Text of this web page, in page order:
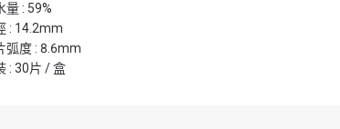
量 : 59%
: 14.2mm
弧度 : 8.6mm
: 30片 / 盒